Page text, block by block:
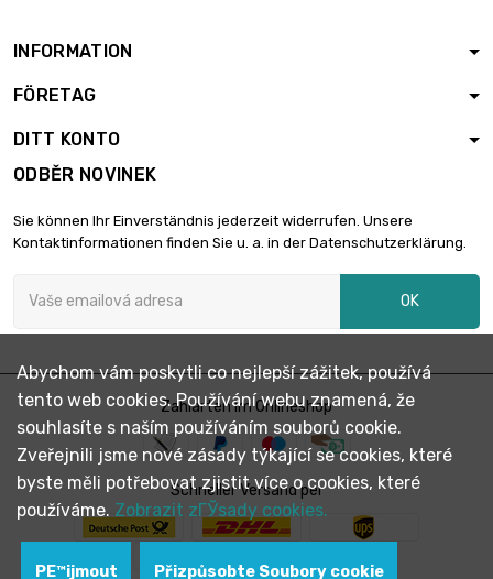
INFORMATION
FÖRETAG
DITT KONTO
ODBĚR NOVINEK
Sie können Ihr Einverständnis jederzeit widerrufen. Unsere
Kontaktinformationen finden Sie u. a. in der Datenschutzerklärung.
OK
Zahlarten im Onlineshop
Schneller Versand per
Abychom vám poskytli co nejlepší zážitek, používá
tento web cookies. Používání webu znamená, že
souhlasíte s naším používáním souborů cookie.
Zveřejnili jsme nové zásady týkající se cookies, které
byste měli potřebovat zjistit více o cookies, které
používáme. Zobrazit zГЎsady cookies.
PЕ™ijmout Přizpůsobte Soubory cookie